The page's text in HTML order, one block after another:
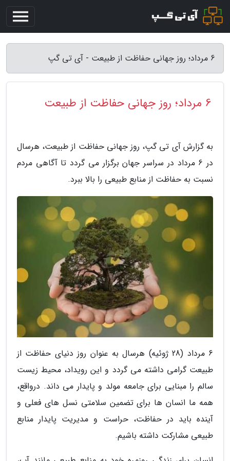
6 مرداد؛ روز جهانی حفاظت از طبیعت - آی تی گپ
6 مرداد؛ روز جهانی حفاظت از طبیعت
به گزارش آی تی گپ، روز جهانی حفاظت از طبیعت، هرسال
در 6 مرداد در سراسر جهان برگزار می گردد تا آگاهی مردم
نسبت به حفاظت از منابع طبیعی را بالا ببرد.
6 مرداد (28 ژوئیه) هرسال به عنوان روز دنیای حفاظت از
طبیعت گرامی داشته می گردد و این رویداد، محیط زیست
سالم را مبنایی برای جامعه مولد و پایدار می داند. درواقع،
همه ما انسان ها برای تضمین سلامتی نسل های فعلی و
آینده باید در حفاظت، حراست و مدیریت پایدار منابع
طبیعی مشارکت داشته باشیم.